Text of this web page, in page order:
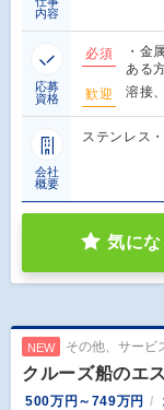
内容
応募
資格
必須
・金
ある
歓迎
溶接
会社
概要
ステンレス
気にな
NEW その他、サービ
クルーズ船のエ
500万円～749万円